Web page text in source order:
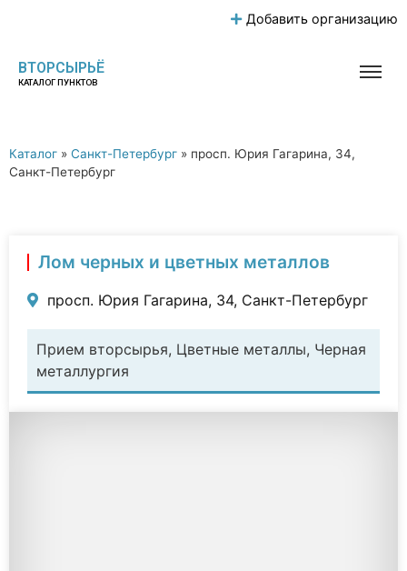
Добавить организацию
ВТОРСЫРЬЁ
КАТАЛОГ ПУНКТОВ
Каталог » Санкт-Петербург » просп. Юрия Гагарина, 34,
Санкт-Петербург
Лом черных и цветных металлов
просп. Юрия Гагарина, 34, Санкт-Петербург
Прием вторсырья, Цветные металлы, Черная
металлургия